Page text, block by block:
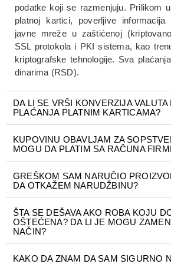
podatke koji se razmenjuju. Prilikom
platnoj kartici, poverljive
javne mreže u zaštićenoj
SSL protokola i PKI sistema, kao
kriptografske tehnologije. Sva
dinarima (RSD).
DA LI SE VRŠI KONVERZIJA VALUTA
PLAĆANJA PLATNIM KARTICAMA?
KUPOVINU OBAVLJAM ZA
MOGU DA PLATIM SA RAČUNA
GREŠKOM SAM NARUČIO
DA OTKAŽEM NARUDŽBINU?
ŠTA SE DEŠAVA AKO ROBA KOJU
OŠTEĆENA? DA LI JE MOGU
NAČIN?
KAKO DA ZNAM DA SAM SIGURNO